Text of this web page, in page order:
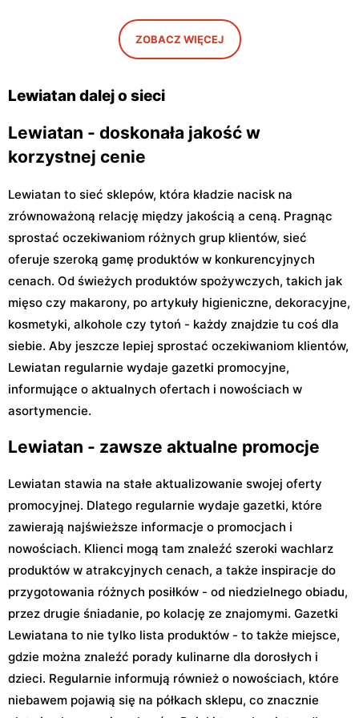
Warszawa, ul. Antoniego
Lewiatan
Warszawa, ul. Szeligowska
ZOBACZ WIĘCEJ
Lewiatan dalej o sieci
Lewiatan - doskonała jakość w
korzystnej cenie
Lewiatan to sieć sklepów, która kładzie nacisk na
zrównoważoną relację między jakością a ceną. Pragnąc
sprostać oczekiwaniom różnych grup klientów, sieć
oferuje szeroką gamę produktów w konkurencyjnych
cenach. Od świeżych produktów spożywczych, takich jak
mięso czy makarony, po artykuły higieniczne, dekoracyjne,
kosmetyki, alkohole czy tytoń - każdy znajdzie tu coś dla
siebie. Aby jeszcze lepiej sprostać oczekiwaniom klientów,
Lewiatan regularnie wydaje gazetki promocyjne,
informujące o aktualnych ofertach i nowościach w
asortymencie.
Lewiatan - zawsze aktualne promocje
Lewiatan stawia na stałe aktualizowanie swojej oferty
promocyjnej. Dlatego regularnie wydaje gazetki, które
zawierają najświeższe informacje o promocjach i
nowościach. Klienci mogą tam znaleźć szeroki wachlarz
produktów w atrakcyjnych cenach, a także inspiracje do
przygotowania różnych posiłków - od niedzielnego obiadu,
przez drugie śniadanie, po kolację ze znajomymi. Gazetki
Lewiatana to nie tylko lista produktów - to także miejsce,
gdzie można znaleźć porady kulinarne dla dorosłych i
dzieci. Regularnie informują również o nowościach, które
niebawem pojawią się na półkach sklepu, co znacznie